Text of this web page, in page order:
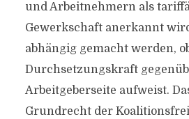
und Arbeitnehmern als
Gewerkschaft anerkannt
abhängig gemacht werden,
Durchsetzungskraft
Arbeitgeberseite aufweist.
Grundrecht der